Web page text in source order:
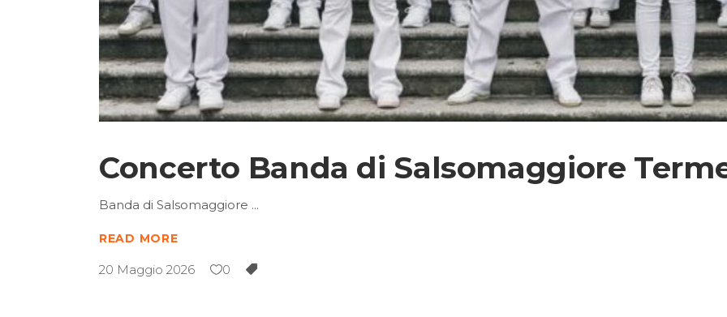
Concerto Banda di Salsomaggiore
Banda di Salsomaggiore
READ MORE
20 Maggio 2026 0